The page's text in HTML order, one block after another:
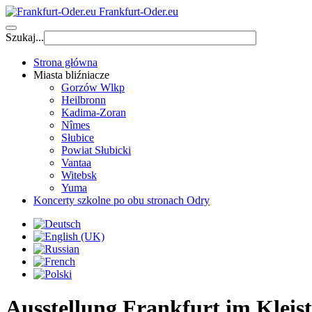
Frankfurt-Oder.eu
Szukaj...
Strona główna
Miasta bliźniacze
Gorzów Wlkp
Heilbronn
Kadima-Zoran
Nîmes
Słubice
Powiat Słubicki
Vantaa
Witebsk
Yuma
Koncerty szkolne po obu stronach Odry